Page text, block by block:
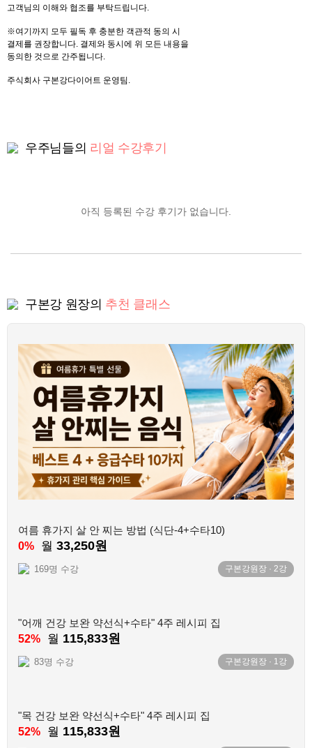
고객님의 이해와 협조를 부탁드립니다.
※여기까지 모두 필독 후 충분한 객관적 동의 시
결제를 권장합니다. 결제와 동시에 위 모든 내용을
동의한 것으로 간주됩니다.
주식회사 구본강다이어트 운영팀.
우주님들의 리얼 수강후기
아직 등록된 수강 후기가 없습니다.
구본강 원장의 추천 클래스
여름 휴가지 살 안 찌는 방법 (식단-4+수타10)
0%
월 33,250원
169명 수강 구본강원장 · 2강
"어깨 건강 보완 약선식+수타" 4주 레시피 집
52%
월 115,833원
83명 수강 구본강원장 · 1강
"목 건강 보완 약선식+수타" 4주 레시피 집
52%
월 115,833원